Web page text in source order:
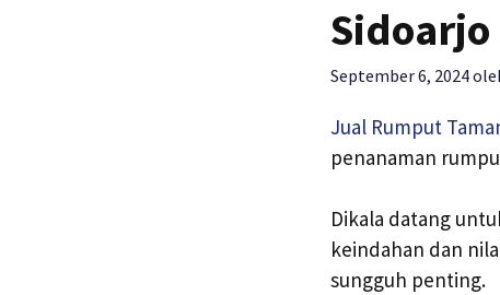
Sidoarjo
September 6, 2024
Jual Rumput
penanaman
Dikala datang
keindahan dan
sungguh penting.